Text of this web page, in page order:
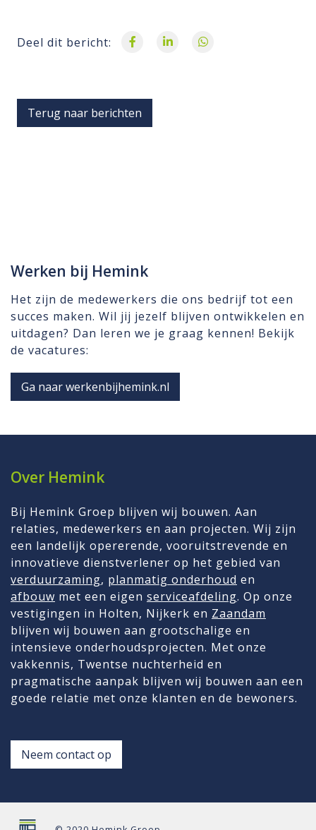
Deel dit bericht:
Terug naar berichten
Werken bij Hemink
Het zijn de medewerkers die ons bedrijf tot een
succes maken. Wil jij jezelf blijven ontwikkelen en
uitdagen? Dan leren we je graag kennen! Bekijk
de vacatures:
Ga naar werkenbijhemink.nl
Over Hemink
Bij Hemink Groep blijven wij bouwen. Aan
relaties, medewerkers en aan projecten. Wij zijn
een landelijk opererende, vooruitstrevende en
innovatieve dienstverlener op het gebied van
verduurzaming, planmatig onderhoud en
afbouw met een eigen serviceafdeling. Op onze
vestigingen in Holten, Nijkerk en Zaandam
blijven wij bouwen aan grootschalige en
intensieve onderhoudsprojecten. Met onze
vakkennis, Twentse nuchterheid en
pragmatische aanpak blijven wij bouwen aan een
goede relatie met onze klanten en de bewoners.
Neem contact op